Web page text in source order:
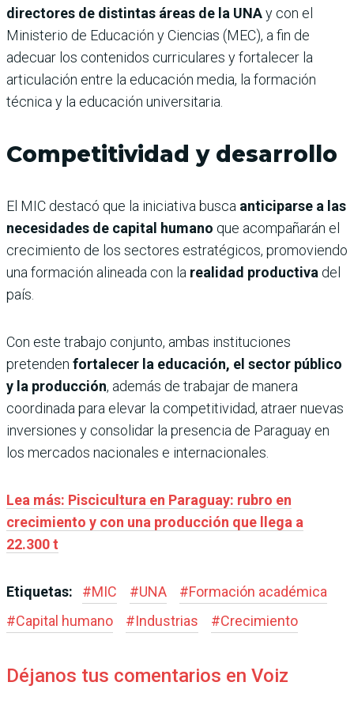
directores de distintas áreas de la UNAy con el
Ministerio de Educación y Ciencias (MEC), a fin de
adecuar los contenidos curriculares y fortalecer la
articulación entre la educación media, la formación
técnica y la educación universitaria.
Competitividad y desarrollo
El MIC destacó que la iniciativa busca anticiparse a las
necesidades de capital humano que acompañarán el
crecimiento de los sectores estratégicos, promoviendo
una formación alineada con la realidad productiva del
país.
Con este trabajo conjunto, ambas instituciones
pretenden fortalecer la educación, el sector público
y la producción, además de trabajar de manera
coordinada para elevar la competitividad, atraer nuevas
inversiones y consolidar la presencia de Paraguay en
los mercados nacionales e internacionales.
Lea más: Piscicultura en Paraguay: rubro en
crecimiento y con una producción que llega a
22.300 t
Etiquetas: #MIC #UNA #Formación académica
#Capital humano #Industrias #Crecimiento
Déjanos tus comentarios en Voiz